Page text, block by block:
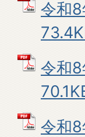
令和
令和
令和